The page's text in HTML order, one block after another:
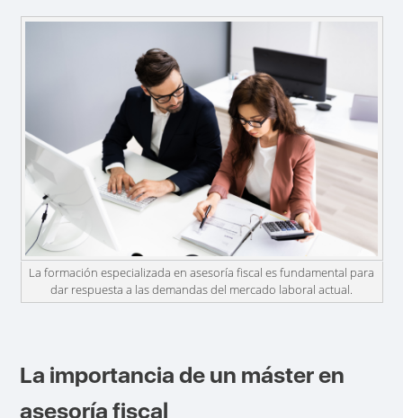
La formación especializada en asesoría fiscal es fundamental para
dar respuesta a las demandas del mercado laboral actual.
La importancia de un máster en
asesoría fiscal